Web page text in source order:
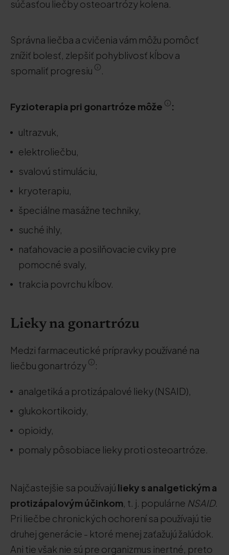
súčasťou liečby osteoartrózy kolena.
Správna liečba a cvičenia vám môžu pomôcť
znížiť bolesť, zlepšiť pohyblivosť kĺbov a
spomaliť progresiu
.
Fyzioterapia pri gonartróze môže :
ultrazvuk,
elektroliečbu,
svalovú stimuláciu,
kryoterapiu,
špeciálne masážne techniky,
suché ihly,
naťahovacie a posilňovacie cviky pre
pomocné svaly,
trakcia povrchu kĺbov.
Lieky na gonartrózu
Medzi farmaceutické prípravky používané na
liečbu gonartrózy
:
analgetiká a protizápalové lieky (NSAID),
glukokortikoidy,
opioidy,
pomaly pôsobiace lieky proti osteoartróze.
Najčastejšie sa používajú lieky s analgetickým a
protizápalovým účinkom, t. j. populárne NSAID.
Pri liečbe chronických ochorení sa používajú tie
druhej generácie - ktoré menej zaťažujú žalúdok.
Ani tie však nie sú pre organizmus inertné, preto